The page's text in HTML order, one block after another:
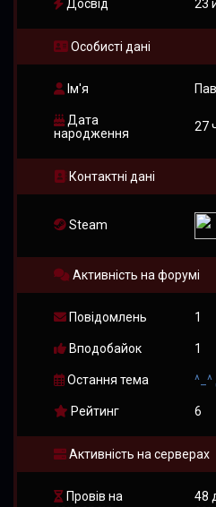
Досвід 23
Особисті дані
Ім'я
Дата
народження
27
Контактні дані
Steam
Активність на форумі
Повідомлень 1
Вподобайок 1
Остання тема
Рейтинг 6
Активність на серверах
Провів на
48